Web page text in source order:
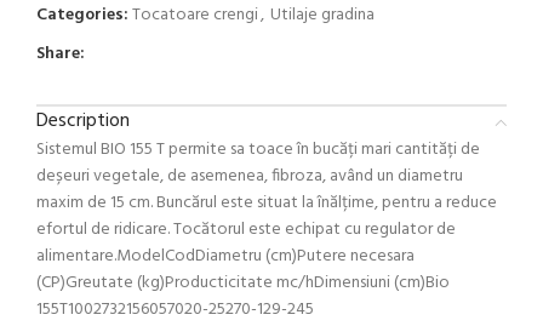
Categories:Tocatoare crengi, Utilaje gradina
Share:
Description
Sistemul BIO 155 T permite sa toace în bucăți mari cantități de
deșeuri vegetale, de asemenea, fibroza, având un diametru
maxim de 15 cm. Buncărul este situat la înălțime, pentru a reduce
efortul de ridicare. Tocătorul este echipat cu regulator de
alimentare.ModelCodDiametru (cm)Putere necesara
(CP)Greutate (kg)Producticitate mc/hDimensiuni (cm)Bio
155T1002732156057020-25270-129-245